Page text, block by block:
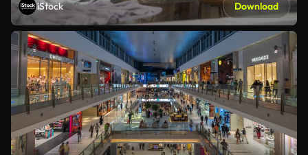
iStock Download